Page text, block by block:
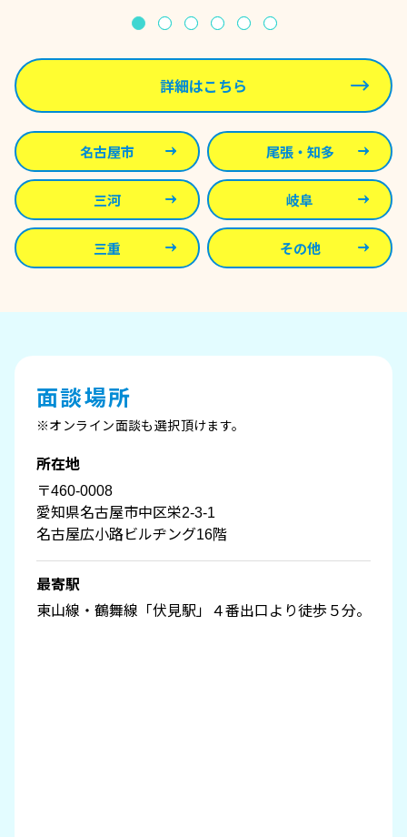
詳細はこちら
名古屋市 尾張・知多
三河 岐阜
三重 その他
面談場所
※オンライン⾯談も選択頂けます。
所在地
〒460-0008
愛知県名古屋市中区栄2-3-1
名古屋広⼩路ビルヂング16階
最寄駅
東⼭線・鶴舞線「伏⾒駅」４番出⼝より徒歩５分。